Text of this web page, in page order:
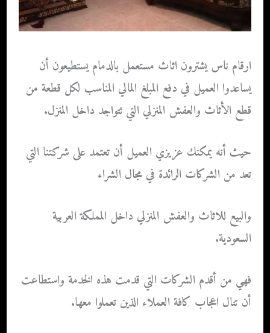
ارقام ناس يشترون اثاث مستعمل بالدماميستطيعون أن
يساعدوا العميل في دفع المبلغ المالي المناسب لكل قطعة من
قطع الأثاث والعفش المنزلي التي تتواجد داخل المنزل.
حيث أنه يمكنك عزيزي العميل أن تعتمد على شركتنا التي
تعد من الشركات الرائدة في مجال الشراء
والبيع للاثاث والعفش المنزلي داخل المملكة العربية
السعودية.
فهي من أقدم الشركات التي قدمت هذه الخدمة واستطاعت
أن تنال اعجاب كافة العملاء الذين تعملوا معها.